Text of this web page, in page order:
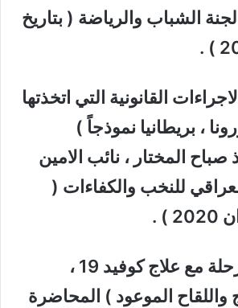
الشباب والرياضة ( بتاريخ
القانونية التي اتخذتها
، بريطانيا نموذجاً )
صباح المختار ، نائب الامين
للنخب والكفاءات (
6 – محاضرة ( رحلة مع علاج كوفيد 19 ،
واللقاح الموعود ) المحاضرة